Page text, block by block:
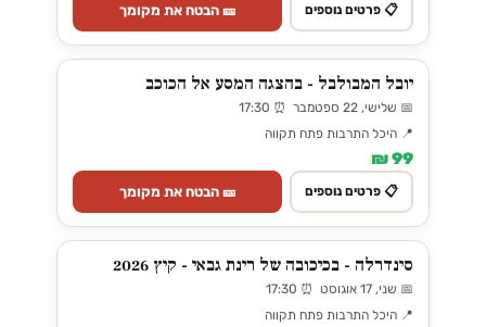
📋 פרטים נוספים 🎫 הבטח את מקומך
יובל המבולבל - בהצגה המסע אל הכוכב
📅 שלישי, 22 ספטמבר ⏰ 17:30
📍 היכל התרבות פתח תקווה
99 ₪
📋 פרטים נוספים 🎫 הבטח את מקומך
סינדרלה - בכיכובה של רינת גבאי - קיץ 2026
📅 שני, 17 אוגוסט ⏰ 17:30
📍 היכל התרבות פתח תקווה